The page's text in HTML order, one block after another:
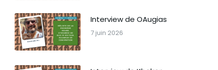
Interview de OAugias
7 juin 2026